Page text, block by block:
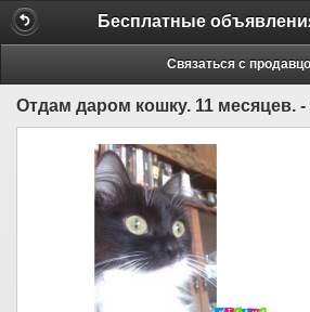
Связаться с
Отдам даром кошку. 11 месяцев.